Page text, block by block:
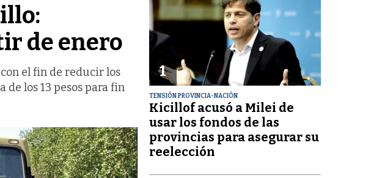
de enero
el fin de reducir los
los 13 pesos para fin
1
TENSIÓN PROVINCIA-NACIÓN
Kicillof acusó a Milei de
usar los fondos de las
provincias para asegurar su
reelección